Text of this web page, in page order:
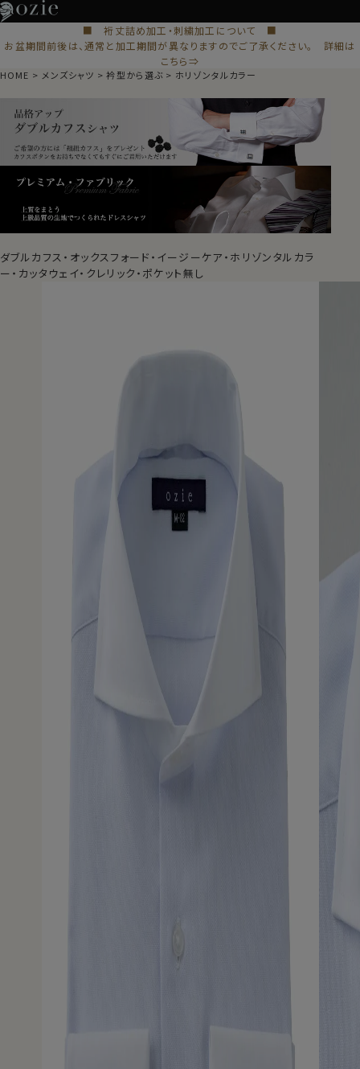
■ 裄丈詰め加工・刺繍加工について ■
お盆期間前後は、通常と加工期間が異なりますのでご了承ください。 詳細は
こちら⇒
HOME メンズシャツ 衿型から選ぶ ホリゾンタルカラー
ダブルカフス・オックスフォード・イージーケア・ホリゾンタルカラ
ー・カッタウェイ・クレリック・ポケット無し